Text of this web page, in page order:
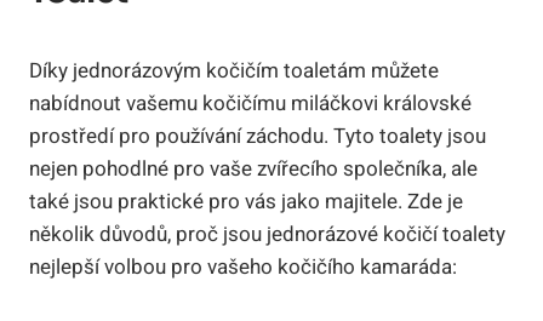
Díky jednorázovým kočičím toaletám můžete
nabídnout vašemu kočičímu miláčkovi královské
prostředí pro používání záchodu. Tyto toalety jsou
nejen pohodlné pro vaše zvířecího společníka, ale
také jsou praktické pro vás jako majitele. Zde je
několik důvodů, proč jsou jednorázové kočičí toalety
nejlepší volbou pro vašeho kočičího kamaráda: